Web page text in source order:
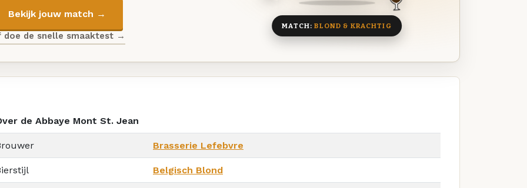
Bekijk jouw match →
doe de snelle smaaktest →
MATCH:BLOND & KRACHTIG
de Abbaye Mont St. Jean
Brasserie Lefebvre
Belgisch Blond